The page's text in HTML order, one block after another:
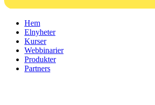
Hem
Elnyheter
Kurser
Webbinarier
Produkter
Partners